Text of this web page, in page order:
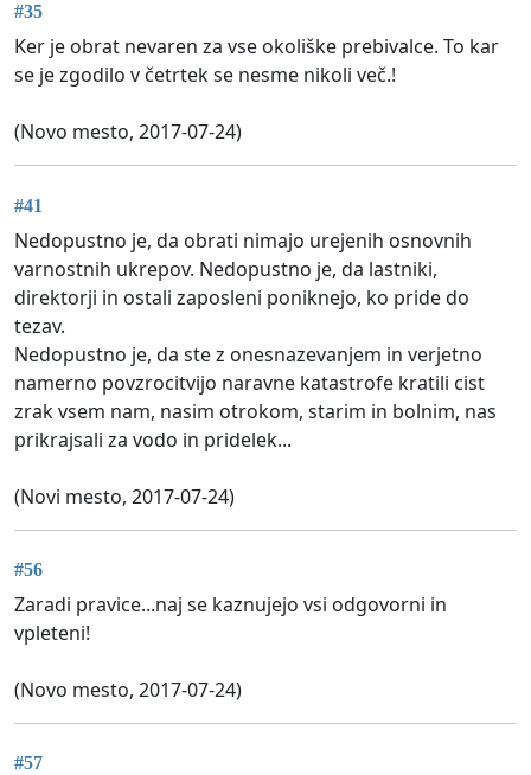
#35
Ker je obrat nevaren za vse okoliške prebivalce. To kar
se je zgodilo v četrtek se nesme nikoli več.!
(Novo mesto, 2017-07-24)
#41
Nedopustno je, da obrati nimajo urejenih osnovnih
varnostnih ukrepov. Nedopustno je, da lastniki,
direktorji in ostali zaposleni poniknejo, ko pride do
tezav.
Nedopustno je, da ste z onesnazevanjem in verjetno
namerno povzrocitvijo naravne katastrofe kratili cist
zrak vsem nam, nasim otrokom, starim in bolnim, nas
prikrajsali za vodo in pridelek...
(Novi mesto, 2017-07-24)
#56
Zaradi pravice...naj se kaznujejo vsi odgovorni in
vpleteni!
(Novo mesto, 2017-07-24)
#57